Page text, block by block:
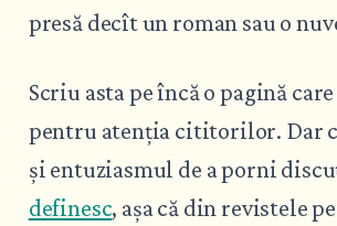
presă decît un roman sau o
Scriu asta pe încă o pagină
pentru atenția cititorilor. Dar
și entuziasmul de a porni
definesc, așa că din revistele